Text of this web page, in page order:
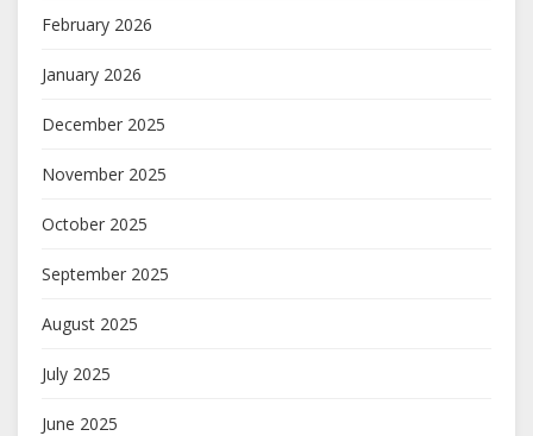
February 2026
January 2026
December 2025
November 2025
October 2025
September 2025
August 2025
July 2025
June 2025